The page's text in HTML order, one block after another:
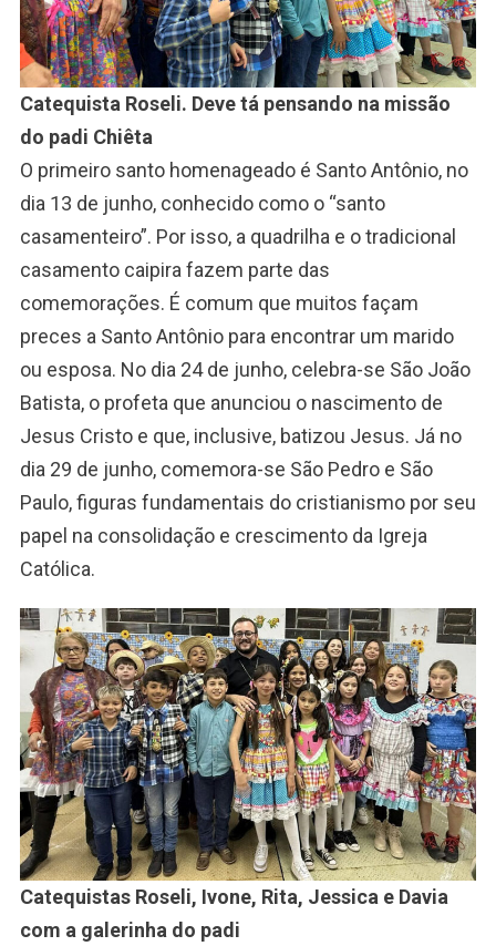
Catequista Roseli. Deve tá pensando na missão
do padi Chiêta
O primeiro santo homenageado é Santo Antônio, no
dia 13 de junho, conhecido como o “santo
casamenteiro”. Por isso, a quadrilha e o tradicional
casamento caipira fazem parte das
comemorações. É comum que muitos façam
preces a Santo Antônio para encontrar um marido
ou esposa. No dia 24 de junho, celebra-se São João
Batista, o profeta que anunciou o nascimento de
Jesus Cristo e que, inclusive, batizou Jesus. Já no
dia 29 de junho, comemora-se São Pedro e São
Paulo, figuras fundamentais do cristianismo por seu
papel na consolidação e crescimento da Igreja
Católica.
Catequistas Roseli, Ivone, Rita, Jessica e Davia
com a galerinha do padi